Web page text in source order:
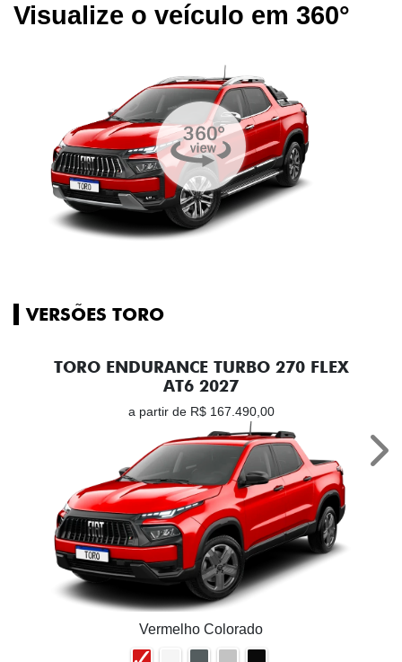
Visualize o veículo em 360°
VERSÕES TORO
TORO ENDURANCE TURBO 270 FLEX
AT6 2027
a partir de R$ 167.490,00
Vermelho Colorado